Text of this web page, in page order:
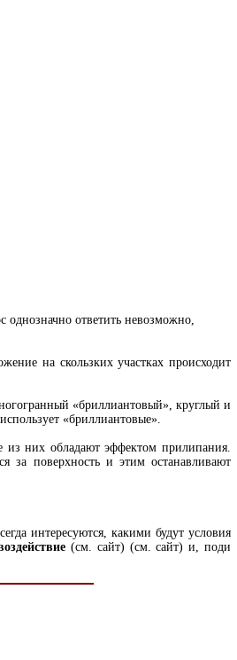
ответить невозможно,
на скользких участках происходит
«бриллиантовый», круглый и
«бриллиантовые».
них обладают эффектом прилипания.
за поверхность и этим останавливают
интересуются, какими будут условия
(см. сайт) (см. сайт) и, поди